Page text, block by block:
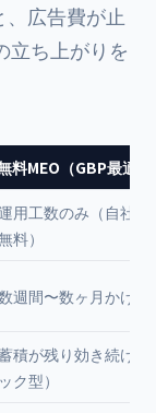
広告費が止
立ち上がりを
料MEO（GBP最適
用工数のみ（自社な
料）
週間〜数ヶ月かけて
積が残り効き続ける
ック型）